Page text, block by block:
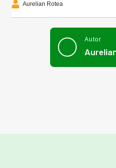
Aurelian Rotea
Autor